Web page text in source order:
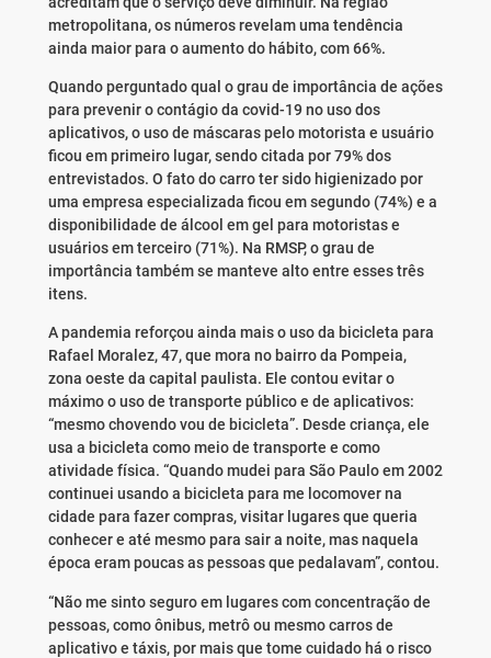
metropolitana, os números revelam uma tendência
ainda maior para o aumento do hábito, com 66%.
Quando perguntado qual o grau de importância de ações
para prevenir o contágio da covid-19 no uso dos
aplicativos, o uso de máscaras pelo motorista e usuário
ficou em primeiro lugar, sendo citada por 79% dos
entrevistados. O fato do carro ter sido higienizado por
uma empresa especializada ficou em segundo (74%) e a
disponibilidade de álcool em gel para motoristas e
usuários em terceiro (71%). Na RMSP, o grau de
importância também se manteve alto entre esses três
itens.
A pandemia reforçou ainda mais o uso da bicicleta para
Rafael Moralez, 47, que mora no bairro da Pompeia,
zona oeste da capital paulista. Ele contou evitar o
máximo o uso de transporte público e de aplicativos:
“mesmo chovendo vou de bicicleta”. Desde criança, ele
usa a bicicleta como meio de transporte e como
atividade física. “Quando mudei para São Paulo em 2002
continuei usando a bicicleta para me locomover na
cidade para fazer compras, visitar lugares que queria
conhecer e até mesmo para sair a noite, mas naquela
época eram poucas as pessoas que pedalavam”, contou.
“Não me sinto seguro em lugares com concentração de
pessoas, como ônibus, metrô ou mesmo carros de
aplicativo e táxis, por mais que tome cuidado há o risco